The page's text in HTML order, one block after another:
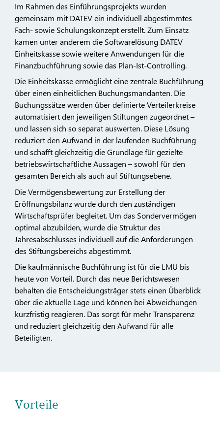
Im Rahmen des Einführungsprojekts wurden
gemeinsam mit DATEV ein individuell abgestimmtes
Fach- sowie Schulungskonzept erstellt. Zum Einsatz
kamen unter anderem die Softwarelösung DATEV
Einheitskasse sowie weitere Anwendungen für die
Finanzbuchführung sowie das Plan-Ist-Controlling.
Die Einheitskasse ermöglicht eine zentrale Buchführung
über einen einheitlichen Buchungsmandanten. Die
Buchungssätze werden über definierte Verteilerkreise
automatisiert den jeweiligen Stiftungen zugeordnet –
und lassen sich so separat auswerten. Diese Lösung
reduziert den Aufwand in der laufenden Buchführung
und schafft gleichzeitig die Grundlage für gezielte
betriebswirtschaftliche Aussagen – sowohl für den
gesamten Bereich als auch auf Stiftungsebene.
Die Vermögensbewertung zur Erstellung der
Eröffnungsbilanz wurde durch den zuständigen
Wirtschaftsprüfer begleitet. Um das Sondervermögen
optimal abzubilden, wurde die Struktur des
Jahresabschlusses individuell auf die Anforderungen
des Stiftungsbereichs abgestimmt.
Die kaufmännische Buchführung ist für die LMU bis
heute von Vorteil. Durch das neue Berichtswesen
behalten die Entscheidungsträger stets einen Überblick
über die aktuelle Lage und können bei Abweichungen
kurzfristig reagieren. Das sorgt für mehr Transparenz
und reduziert gleichzeitig den Aufwand für alle
Beteiligten.
Vorteile